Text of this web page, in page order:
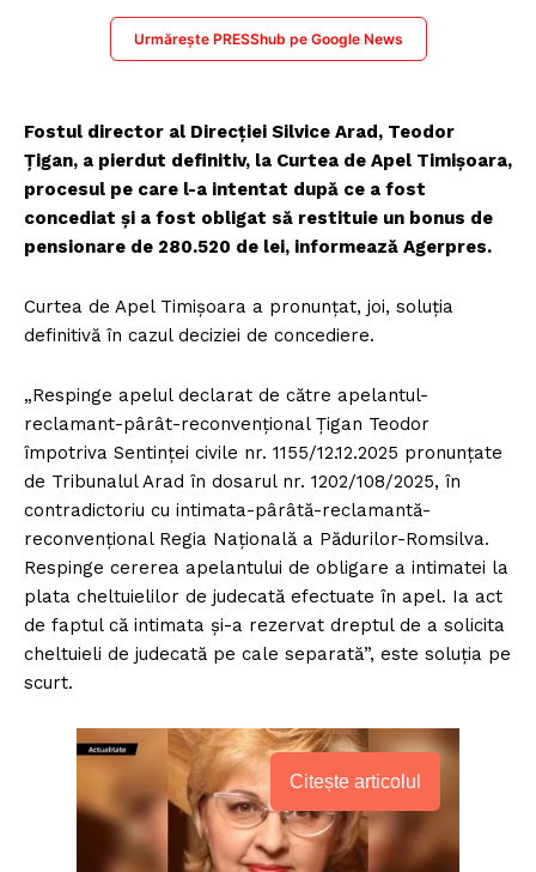
Urmărește PRESShub pe Google News
Fostul director al Direcţiei Silvice Arad, Teodor
Ţigan, a pierdut definitiv, la Curtea de Apel Timişoara,
procesul pe care l-a intentat după ce a fost
concediat şi a fost obligat să restituie un bonus de
pensionare de 280.520 de lei, informează Agerpres.
Curtea de Apel Timişoara a pronunţat, joi, soluţia
definitivă în cazul deciziei de concediere.
„Respinge apelul declarat de către apelantul-
reclamant-pârât-reconvenţional Ţigan Teodor
împotriva Sentinţei civile nr. 1155/12.12.2025 pronunţate
de Tribunalul Arad în dosarul nr. 1202/108/2025, în
contradictoriu cu intimata-pârâtă-reclamantă-
reconvenţional Regia Naţională a Pădurilor-Romsilva.
Respinge cererea apelantului de obligare a intimatei la
plata cheltuielilor de judecată efectuate în apel. Ia act
de faptul că intimata şi-a rezervat dreptul de a solicita
cheltuieli de judecată pe cale separată”, este soluţia pe
scurt.
Citește articolul